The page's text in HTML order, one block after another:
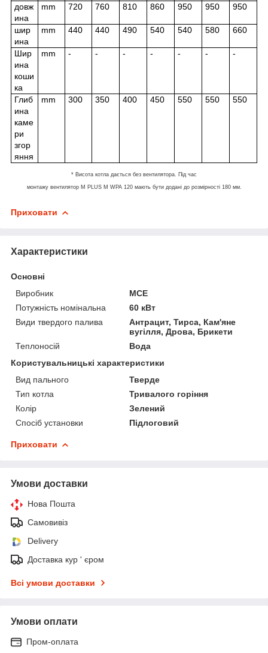
довж
ина
mm 720 760 810 860 950 950 950
шир
ина
mm 440 440 490 540 540 580 660
Шир
ина
коши
ка
mm - - - - - - -
Глиб
ина
каме
ри
згор
яння
mm 300 350 400 450 550 550 550
* Висота котла дається без вентилятора. Під час
монтажу вентилятор M PLUS M WPA 120 мають бути додані до розмірності 180 мм.
Приховати
Характеристики
Основні
Виробник
MCE
Потужність номінальна
60 кВт
Види твердого палива
Антрацит, Тирса, Кам'яне
вугілля, Дрова, Брикети
Теплоносій
Вода
Користувальницькі характеристики
Вид пального
Тверде
Тип котла
Тривалого горіння
Колір
Зелений
Спосіб установки
Підлоговий
Приховати
Умови доставки
Нова Пошта
Самовивіз
Delivery
Доставка кур ' єром
Всі умови доставки
Умови оплати
Пром-оплата